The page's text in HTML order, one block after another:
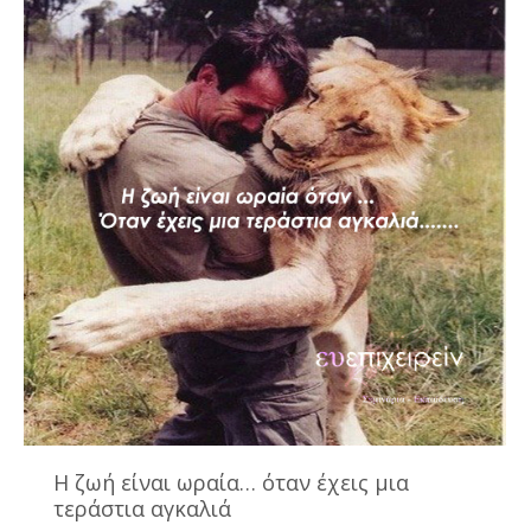
Η ζωή είναι ωραία… όταν έχεις μια
τεράστια αγκαλιά